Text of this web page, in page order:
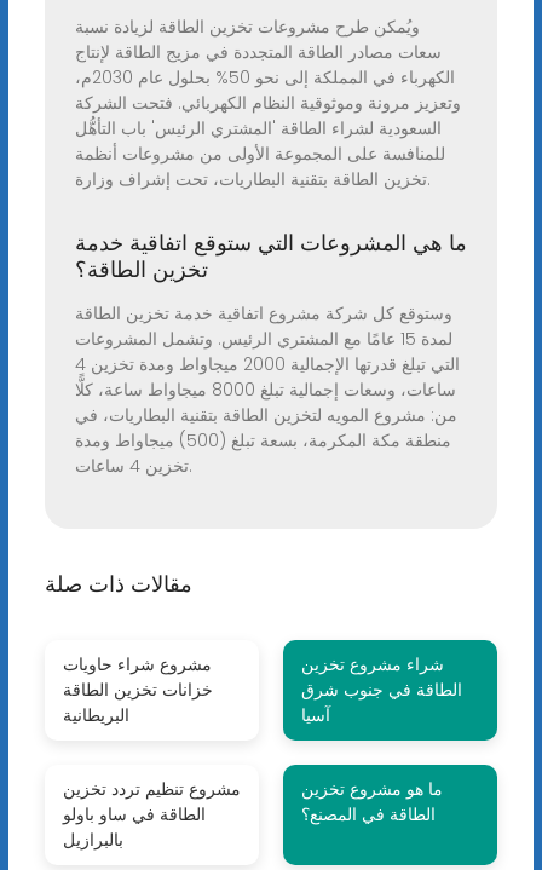
ويُمكن طرح مشروعات تخزين الطاقة لزيادة نسبة
سعات مصادر الطاقة المتجددة في مزيج الطاقة لإنتاج
الكهرباء في المملكة إلى نحو 50% بحلول عام 2030م،
وتعزيز مرونة وموثوقية النظام الكهربائي. فتحت الشركة
السعودية لشراء الطاقة 'المشتري الرئيس' باب التأهُّل
للمنافسة على المجموعة الأولى من مشروعات أنظمة
تخزين الطاقة بتقنية البطاريات، تحت إشراف وزارة.
ما هي المشروعات التي ستوقع اتفاقية خدمة
تخزين الطاقة؟
وستوقع كل شركة مشروع اتفاقية خدمة تخزين الطاقة
لمدة 15 عامًا مع المشتري الرئيس. وتشمل المشروعات
التي تبلغ قدرتها الإجمالية 2000 ميجاواط ومدة تخزين 4
ساعات، وسعات إجمالية تبلغ 8000 ميجاواط ساعة، كلًّا
من: مشروع المويه لتخزين الطاقة بتقنية البطاريات، في
منطقة مكة المكرمة، بسعة تبلغ (500) ميجاواط ومدة
تخزين 4 ساعات.
مقالات ذات صلة
مشروع شراء حاويات
خزانات تخزين الطاقة
البريطانية
شراء مشروع تخزين
الطاقة في جنوب شرق
آسيا
مشروع تنظيم تردد تخزين
الطاقة في ساو باولو
بالبرازيل
ما هو مشروع تخزين
الطاقة في المصنع؟